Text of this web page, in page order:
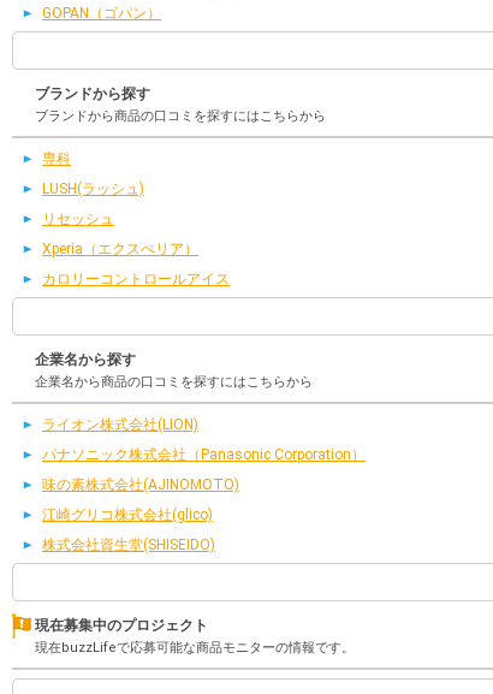
GOPAN（ゴパン）
ブランドから探す
ブランドから商品の口コミを探すにはこちらから
専科
LUSH(ラッシュ)
リセッシュ
Xperia（エクスぺリア）
カロリーコントロールアイス
企業名から探す
企業名から商品の口コミを探すにはこちらから
ライオン株式会社(LION)
パナソニック株式会社（Panasonic Corporation）
味の素株式会社(AJINOMOTO)
江崎グリコ株式会社(glico)
株式会社資生堂(SHISEIDO)
現在募集中のプロジェクト
現在buzzLifeで応募可能な商品モニターの情報です。